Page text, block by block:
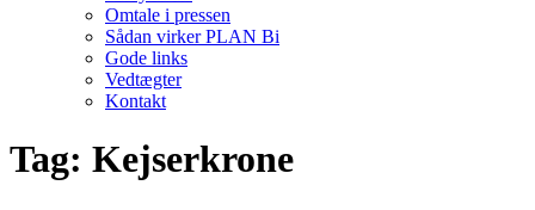
Omtale i pressen
Sådan virker PLAN Bi
Gode links
Vedtægter
Kontakt
Tag: Kejserkrone